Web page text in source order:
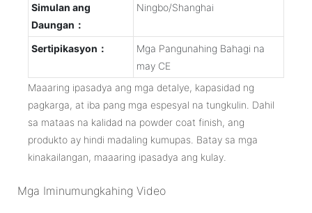
Simulan ang
Daungan：
Ningbo/Shanghai
Sertipikasyon：
Mga Pangunahing Bahagi na
may CE
Maaaring ipasadya ang mga detalye, kapasidad ng
pagkarga, at iba pang mga espesyal na tungkulin. Dahil
sa mataas na kalidad na powder coat finish, ang
produkto ay hindi madaling kumupas. Batay sa mga
kinakailangan, maaaring ipasadya ang kulay.
Mga Iminumungkahing Video